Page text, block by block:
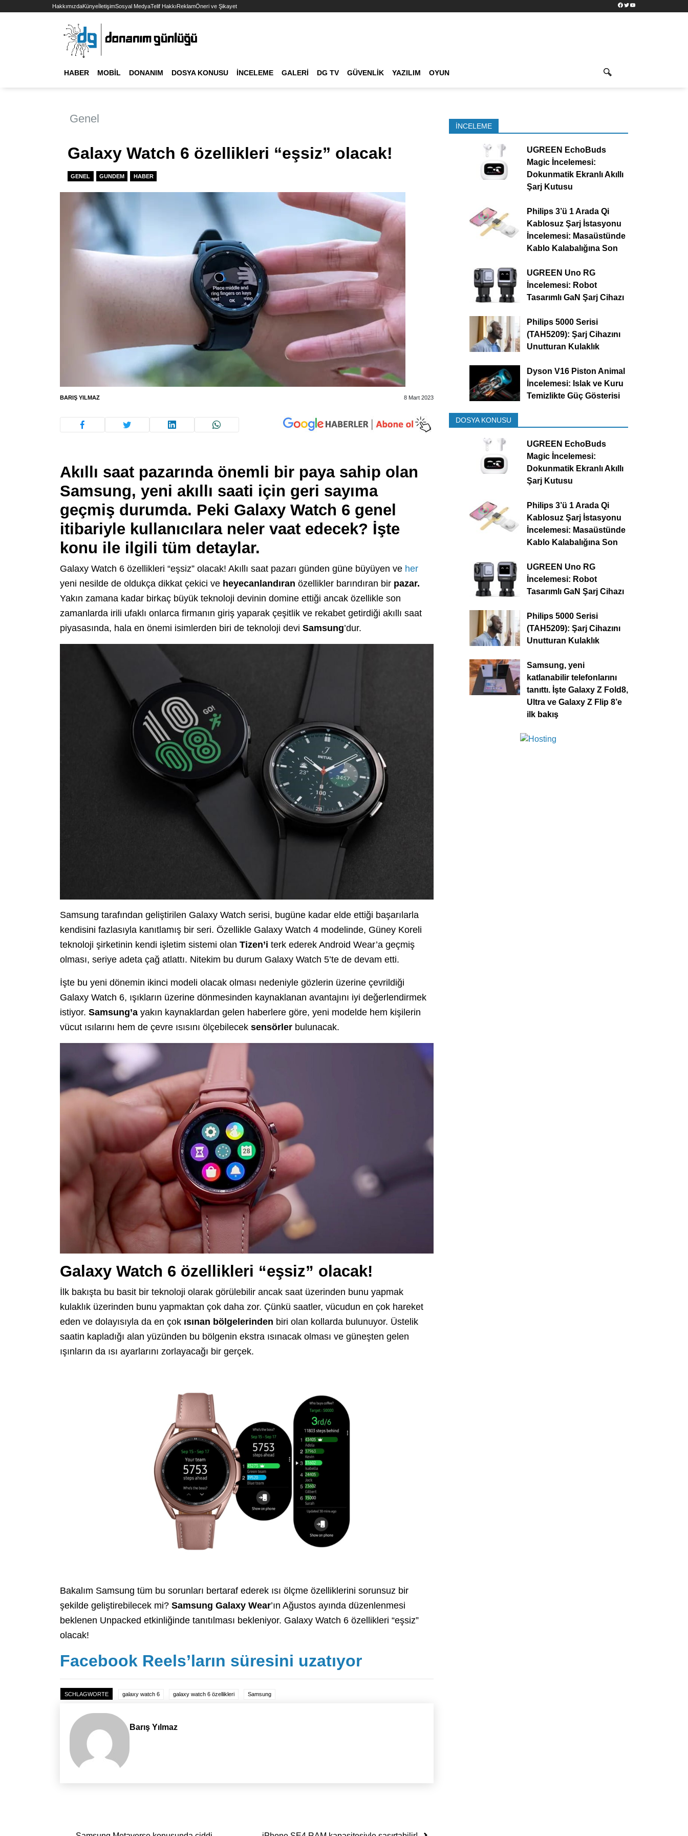
HakkımızdaKünyeİletişimSosyal MedyaTelif HakkıReklamÖneri ve Şikayet Facebook
TwitterYouTube
HABER MOBIL DONANIM DOSYA KONUSU İNCELEME GALERI DG TV GÜVENLIK YAZILIM OYUN
Genel
Galaxy Watch 6 özellikleri “eşsiz” olacak!
GENEL GUNDEM HABER
BARIŞ YILMAZ 8 Mart 2023
Akıllı saat pazarında önemli bir paya sahip olan
Samsung, yeni akıllı saati için geri sayıma
geçmiş durumda. Peki Galaxy Watch 6 genel
itibariyle kullanıcılara neler vaat edecek? İşte
konu ile ilgili tüm detaylar.
Galaxy Watch 6 özellikleri “eşsiz” olacak! Akıllı saat pazarı günden güne büyüyen ve her
yeni nesilde de oldukça dikkat çekici ve heyecanlandıran özellikler barındıran bir pazar.
Yakın zamana kadar birkaç büyük teknoloji devinin domine ettiği ancak özellikle son
zamanlarda irili ufaklı onlarca firmanın giriş yaparak çeşitlik ve rekabet getirdiği akıllı saat
piyasasında, hala en önemi isimlerden biri de teknoloji devi Samsung’dur.
Samsung tarafından geliştirilen Galaxy Watch serisi, bugüne kadar elde ettiği başarılarla
kendisini fazlasıyla kanıtlamış bir seri. Özellikle Galaxy Watch 4 modelinde, Güney Koreli
teknoloji şirketinin kendi işletim sistemi olan Tizen’i terk ederek Android Wear’a geçmiş
olması, seriye adeta çağ atlattı. Nitekim bu durum Galaxy Watch 5’te de devam etti.
İşte bu yeni dönemin ikinci modeli olacak olması nedeniyle gözlerin üzerine çevrildiği
Galaxy Watch 6, ışıkların üzerine dönmesinden kaynaklanan avantajını iyi değerlendirmek
istiyor. Samsung’a yakın kaynaklardan gelen haberlere göre, yeni modelde hem kişilerin
vücut ısılarını hem de çevre ısısını ölçebilecek sensörler bulunacak.
Galaxy Watch 6 özellikleri “eşsiz” olacak!
İlk bakışta bu basit bir teknoloji olarak görülebilir ancak saat üzerinden bunu yapmak
kulaklık üzerinden bunu yapmaktan çok daha zor. Çünkü saatler, vücudun en çok hareket
eden ve dolayısıyla da en çok ısınan bölgelerinden biri olan kollarda bulunuyor. Üstelik
saatin kapladığı alan yüzünden bu bölgenin ekstra ısınacak olması ve güneşten gelen
ışınların da ısı ayarlarını zorlayacağı bir gerçek.
Bakalım Samsung tüm bu sorunları bertaraf ederek ısı ölçme özelliklerini sorunsuz bir
şekilde geliştirebilecek mi? Samsung Galaxy Wear’ın Ağustos ayında düzenlenmesi
beklenen Unpacked etkinliğinde tanıtılması bekleniyor. Galaxy Watch 6 özellikleri “eşsiz”
olacak!
Facebook Reels’ların süresini uzatıyor
SCHLAGWORTE galaxy watch 6 galaxy watch 6 özellikleri Samsung
Barış Yılmaz
İNCELEME
UGREEN EchoBuds
Magic İncelemesi:
Dokunmatik Ekranlı Akıllı
Şarj Kutusu
Philips 3’ü 1 Arada Qi
Kablosuz Şarj İstasyonu
İncelemesi: Masaüstünde
Kablo Kalabalığına Son
UGREEN Uno RG
İncelemesi: Robot
Tasarımlı GaN Şarj Cihazı
Philips 5000 Serisi
(TAH5209): Şarj Cihazını
Unutturan Kulaklık
Dyson V16 Piston Animal
İncelemesi: Islak ve Kuru
Temizlikte Güç Gösterisi
DOSYA KONUSU
UGREEN EchoBuds
Magic İncelemesi:
Dokunmatik Ekranlı Akıllı
Şarj Kutusu
Philips 3’ü 1 Arada Qi
Kablosuz Şarj İstasyonu
İncelemesi: Masaüstünde
Kablo Kalabalığına Son
UGREEN Uno RG
İncelemesi: Robot
Tasarımlı GaN Şarj Cihazı
Philips 5000 Serisi
(TAH5209): Şarj Cihazını
Unutturan Kulaklık
Samsung, yeni
katlanabilir telefonlarını
tanıttı. İşte Galaxy Z Fold8,
Ultra ve Galaxy Z Flip 8’e
ilk bakış